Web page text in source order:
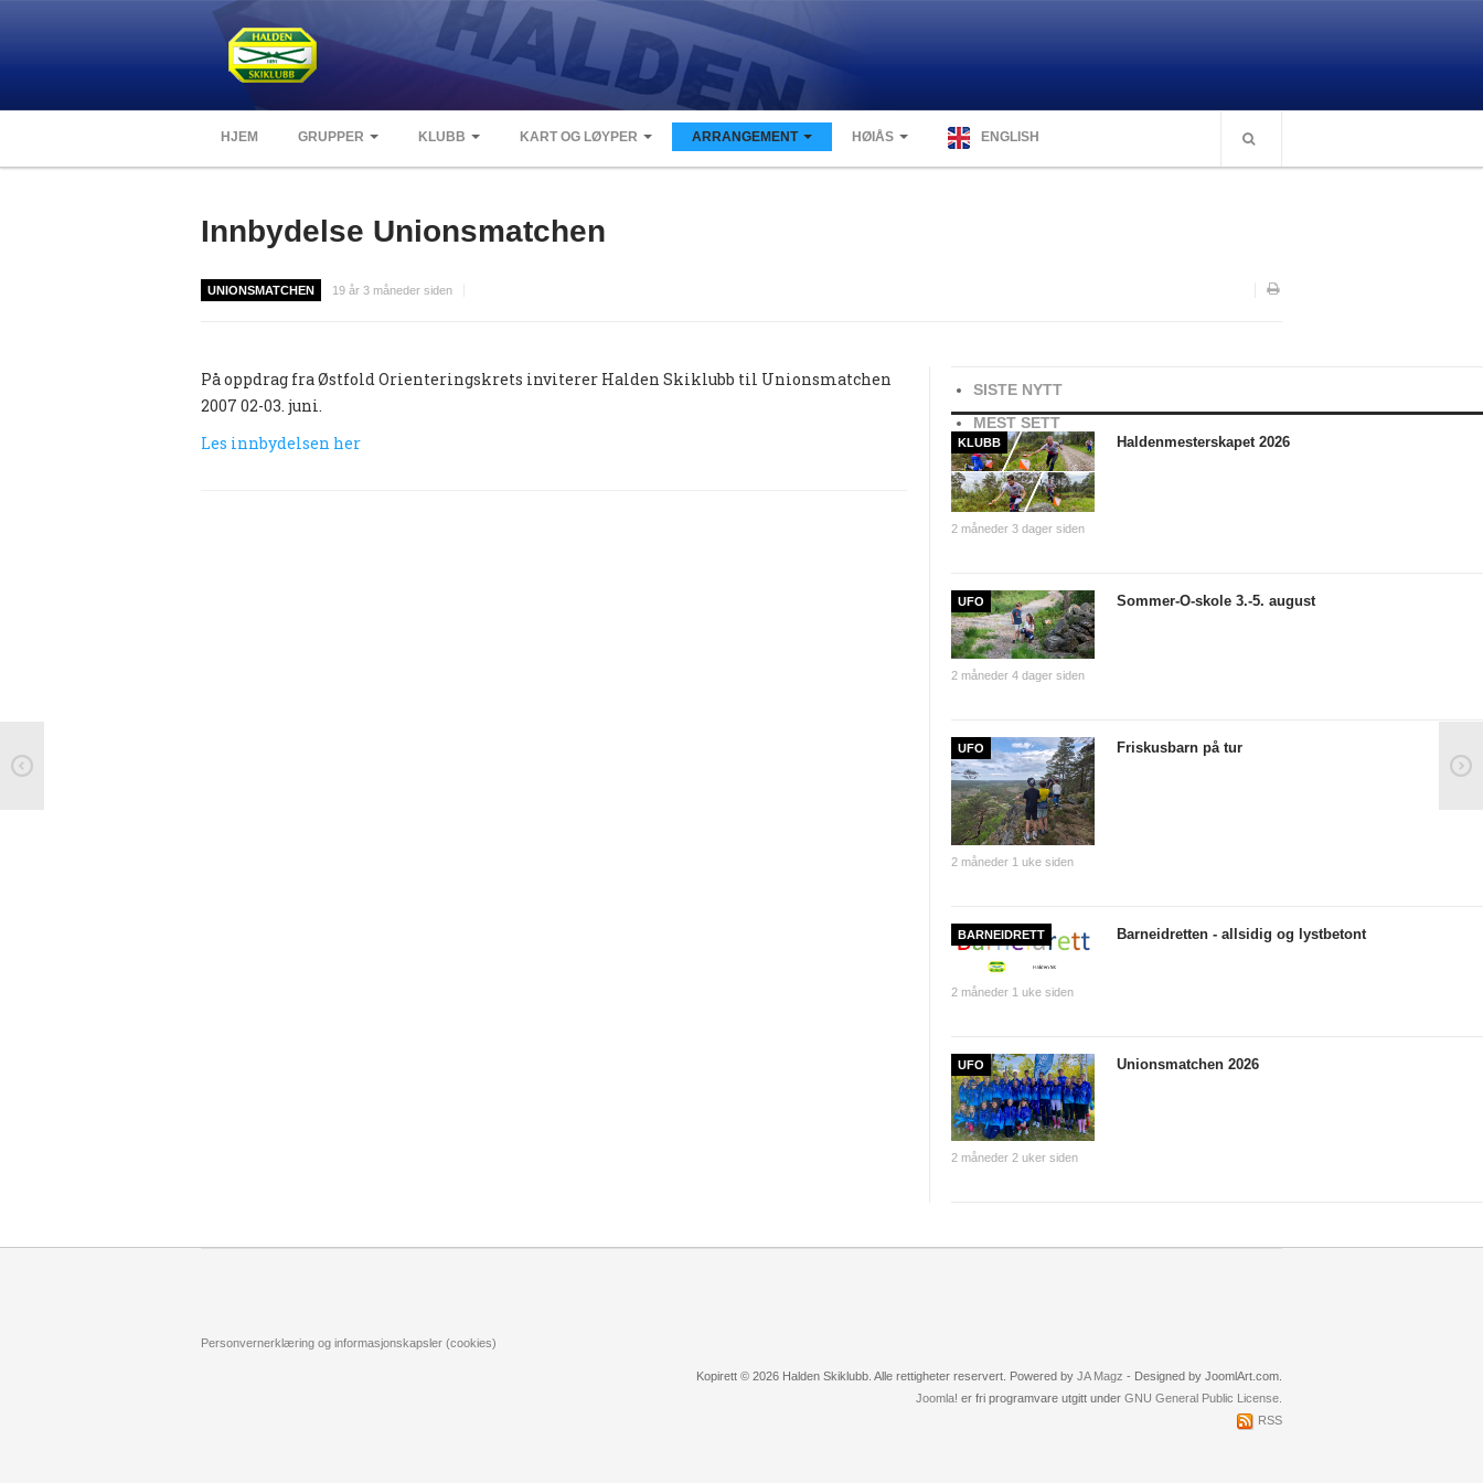
HJEM GRUPPER KLUBB KART OG LØYPER ARRANGEMENT HØIÅS ENGLISH
Innbydelse Unionsmatchen
UNIONSMATCHEN 19 år 3 måneder siden
På oppdrag fra Østfold Orienteringskrets inviterer Halden Skiklubb til Unionsmatchen
2007 02-03. juni.
Les innbydelsen her
SISTE NYTT
MEST SETT
KLUBB
2 måneder 3 dager siden
Haldenmesterskapet 2026
UFO
2 måneder 4 dager siden
Sommer-O-skole 3.-5. august
UFO
2 måneder 1 uke siden
Friskusbarn på tur
BARNEIDRETT
2 måneder 1 uke siden
Barneidretten - allsidig og lystbetont
UFO
2 måneder 2 uker siden
Unionsmatchen 2026
Personvernerklæring og informasjonskapsler (cookies)
Kopirett © 2026 Halden Skiklubb. Alle rettigheter reservert. Powered by JA Magz - Designed by JoomlArt.com.
Joomla! er fri programvare utgitt under GNU General Public License.
RSS